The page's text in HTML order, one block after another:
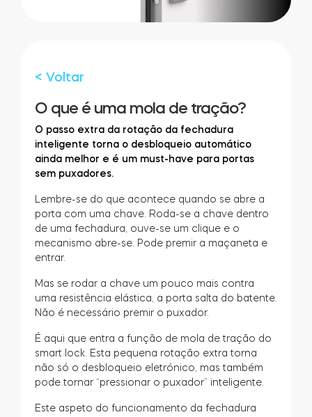
Tedee Bridge
Adaptadores
Acesso à casa
Tedee Keypad PRO
LOCALIZADOR DE LOJAS
< Voltar
O que é uma mola de tração?
O passo extra da rotação da fechadura
inteligente torna o desbloqueio automático
ainda melhor e é um must-have para portas
sem puxadores.
Lembre-se do que acontece quando se abre a
porta com uma chave. Roda-se a chave dentro
de uma fechadura, ouve-se um clique e o
mecanismo abre-se. Pode premir a maçaneta e
entrar.
Mas se rodar a chave um pouco mais contra
uma resistência elástica, a porta salta do batente.
Não é necessário premir o puxador.
É aqui que entra a função de mola de tração do
smart lock. Esta pequena rotação extra torna
não só o desbloqueio eletrónico, mas também
pode tornar “pressionar o puxador” inteligente.
Este aspeto do funcionamento da fechadura